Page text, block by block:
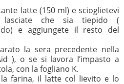
latte (150 ml) e scioglietevi
lasciate che sia tiepido (
e aggiungete il resto del
la sera precedente nella
), o se si lavora l’impasto a
con la fogliano K.
farina, il latte col lievito e lo